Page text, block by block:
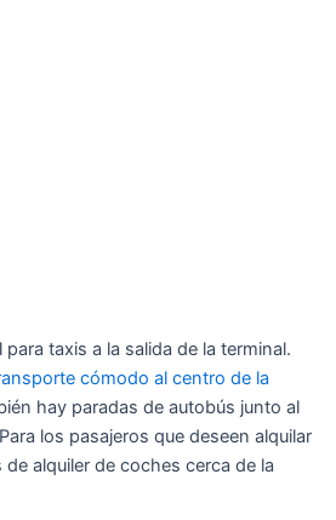
taxis a la salida de la terminal.
cómodo al centro de la
hay paradas de autobús junto al
los pasajeros que deseen alquilar
alquiler de coches cerca de la